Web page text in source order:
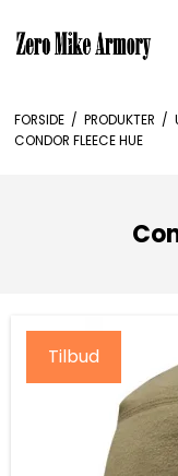
FORSIDE / PRODUKTER /
CONDOR FLEECE HUE
Tilbud